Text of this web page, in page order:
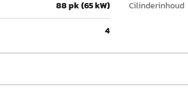
88 pk (65 kW) Cilinderinhoud
4